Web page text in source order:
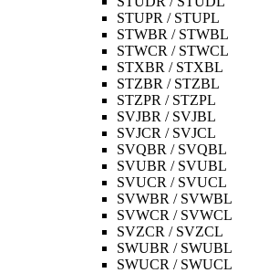
STUPR / STUPL
STWBR / STWBL
STWCR / STWCL
STXBR / STXBL
STZBR / STZBL
STZPR / STZPL
SVJBR / SVJBL
SVJCR / SVJCL
SVQBR / SVQBL
SVUBR / SVUBL
SVUCR / SVUCL
SVWBR / SVWBL
SVWCR / SVWCL
SVZCR / SVZCL
SWUBR / SWUBL
SWUCR / SWUCL